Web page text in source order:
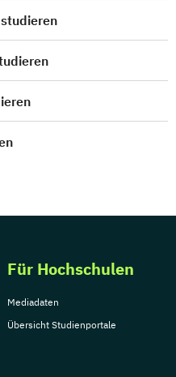
Für Hochschulen
Mediadaten
Übersicht Studienportale